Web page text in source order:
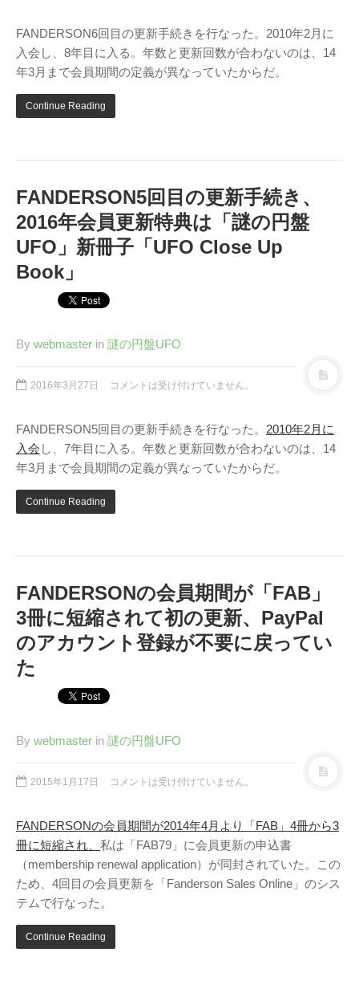
S.H.A.D.O. Research
Labs
THE ART OF
UFO（Facebook）
Anderson Japanese
ムラタ有子
GALLERY SIDE
2（Facebook）
FANDERSON6回目の更新手続きを行なった。2010年2月に
入会し、8年目に入る。年数と更新回数が合わないのは、14
年3月まで会員期間の定義が異なっていたからだ。
Continue Reading
FANDERSON5回目の更新手続き、
2016年会員更新特典は「謎の円盤
UFO」新冊子「UFO Close Up
Book」
By webmaster in 謎の円盤UFO
2016年3月27日 コメントは受け付けていません。
FANDERSON5回目の更新手続きを行なった。 2010年2月に
入会 し、7年目に入る。年数と更新回数が合わないのは、14
年3月まで会員期間の定義が異なっていたからだ。
Continue Reading
FANDERSONの会員期間が「FAB」
3冊に短縮されて初の更新、PayPal
のアカウント登録が不要に戻ってい
た
By webmaster in 謎の円盤UFO
2015年1月17日 コメントは受け付けていません。
FANDERSONの会員期間が2014年4月より「FAB」4冊から3
冊に短縮され、 私は「FAB79」に会員更新の申込書
（membership renewal application）が同封されていた。この
ため、4回目の会員更新を「Fanderson Sales Online」のシス
テムで行なった。
Continue Reading